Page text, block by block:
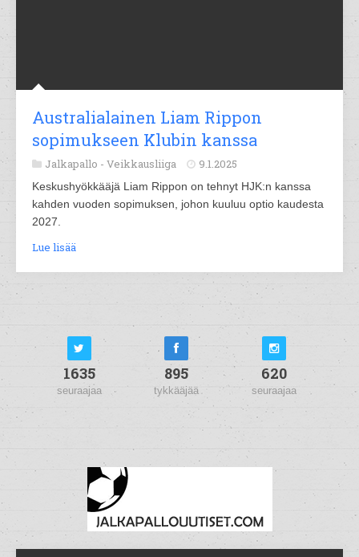
Australialainen Liam Rippon
sopimukseen Klubin kanssa
Jalkapallo - Veikkausliiga 9.1.2025
Keskushyökkääjä Liam Rippon on tehnyt HJK:n kanssa
kahden vuoden sopimuksen, johon kuuluu optio kaudesta
2027.
Lue lisää
1635
seuraajaa
895
tykkääjää
620
seuraajaa